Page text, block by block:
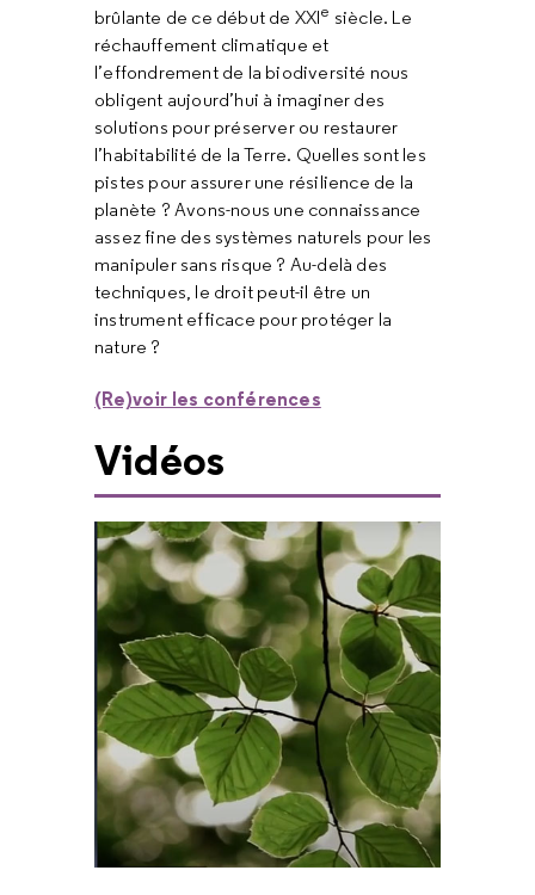
brûlante de ce début de XXIe siècle. Le
réchauffement climatique et
l’effondrement de la biodiversité nous
obligent aujourd’hui à imaginer des
solutions pour préserver ou restaurer
l’habitabilité de la Terre. Quelles sont les
pistes pour assurer une résilience de la
planète ? Avons-nous une connaissance
assez fine des systèmes naturels pour les
manipuler sans risque ? Au-delà des
techniques, le droit peut-il être un
instrument efficace pour protéger la
nature ?
(Re)voir les conférences
Vidéos